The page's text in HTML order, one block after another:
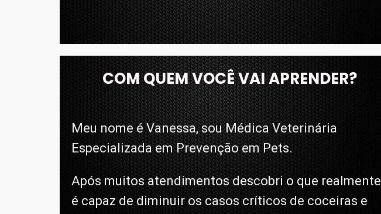
COM QUEM VOCÊ VAI APRENDER?
Meu nome é Vanessa, sou Médica Veterinária
Especializada em Prevenção em Pets.
Após muitos atendimentos descobri o que realmente
é capaz de diminuir os casos críticos de coceiras e